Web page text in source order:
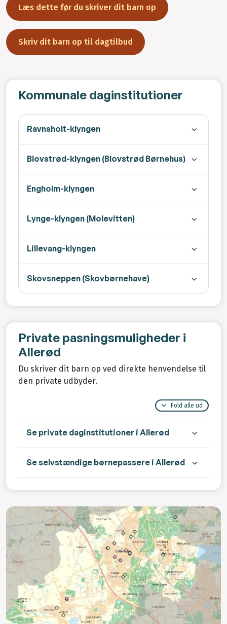
Læs dette før du skriver dit barn op
Skriv dit barn op til dagtilbud
Kommunale daginstitutioner
Ravnsholt-klyngen
Blovstrød-klyngen (Blovstrød Børnehus)
Engholm-klyngen
Lynge-klyngen (Molevitten)
Lillevang-klyngen
Skovsneppen (Skovbørnehave)
Private pasningsmuligheder i
Allerød
Du skriver dit barn op ved direkte henvendelse til
den private udbyder.
Fold alle ud
Se private daginstitutioner i Allerød
Se selvstændige børnepassere i Allerød